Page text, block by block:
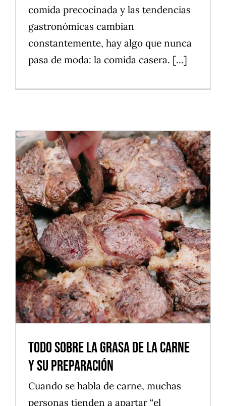
comida precocinada y las tendencias
gastronómicas cambian
constantemente, hay algo que nunca
pasa de moda: la comida casera. [...]
Todo sobre la Grasa de la Carne
y su Preparación
Alimentos Cocina saludable Postres Productos naturales
Todo sobre la Grasa de la Carne
y su Preparación
Cuando se habla de carne, muchas
personas tienden a apartar “el